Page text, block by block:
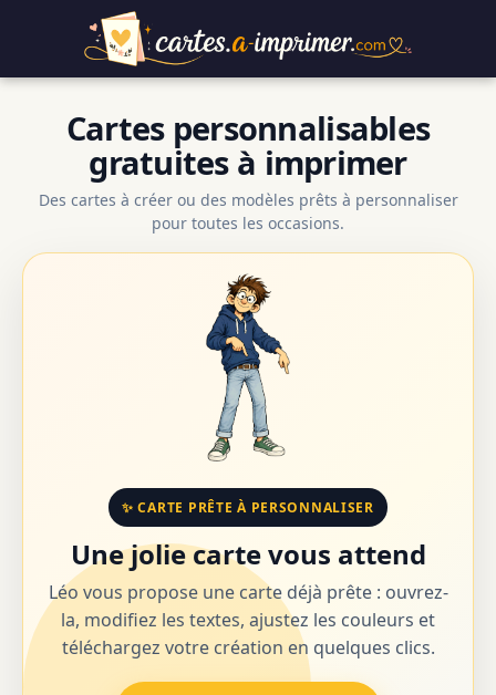
Cartes personnalisables
gratuites à imprimer
Des cartes à créer ou des modèles prêts à personnaliser
pour toutes les occasions.
✨ CARTE PRÊTE À PERSONNALISER
Une jolie carte vous attend
Léo vous propose une carte déjà prête : ouvrez-
la, modifiez les textes, ajustez les couleurs et
téléchargez votre création en quelques clics.